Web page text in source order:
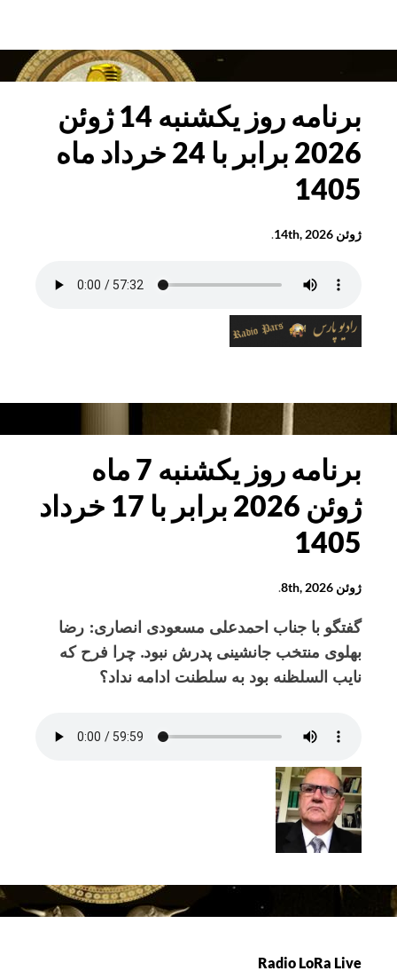
روز
ژوئن
2026
با
خرداد
برنامه روز یکشنبه 14 ژوئن
2026 برابر با 24 خرداد ماه
1405
ژوئن 14th, 2026 .
روز
ژوئن
2026
برابر
با
خرداد
ماه
1405
برنامه روز یکشنبه 7 ماه
ژوئن 2026 برابر با 17 خرداد
1405
ژوئن 8th, 2026 .
گفتگو با جناب احمدعلی مسعودی انصاری: رضا
بهلوی منتخب جانشینی پدرش نبود. چرا فرح که
نایب السلظنه بود به سلطنت ادامه نداد؟
روز
ماه
Radio LoRa Live